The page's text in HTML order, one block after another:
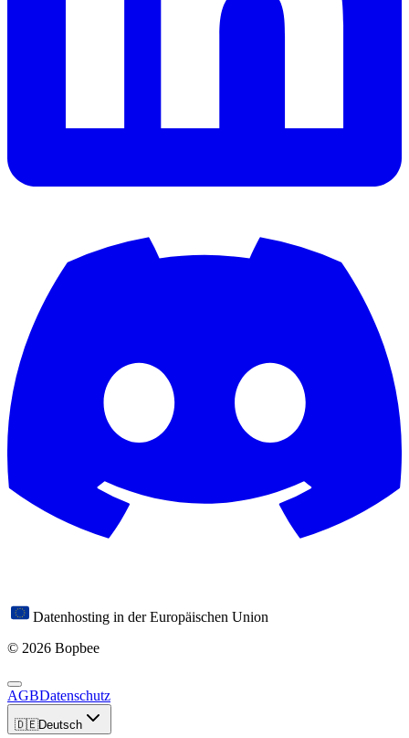
Datenhosting in der Europäischen Union
© 2026 Bopbee
AGBDatenschutz
🇩🇪Deutsch